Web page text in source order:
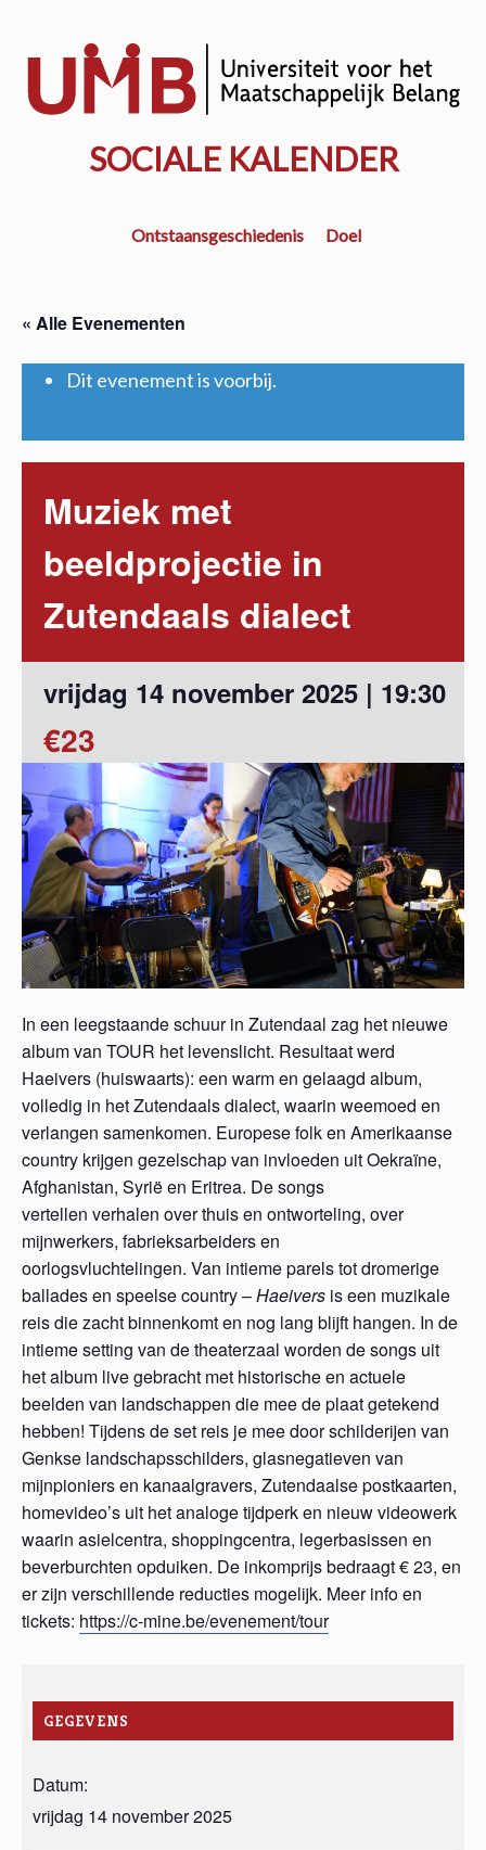
hoofd
SOCIALE KALENDER
Ontstaansgeschiedenis Doel
« Alle Evenementen
Dit evenement is voorbij.
Muziek met
beeldprojectie in
Zutendaals dialect
vrijdag 14 november 2025 | 19:30
€23
In een leegstaande schuur in Zutendaal zag het nieuwe
album van TOUR het levenslicht. Resultaat werd
Haeivers (huiswaarts): een warm en gelaagd album,
volledig in het Zutendaals dialect, waarin weemoed en
verlangen samenkomen. Europese folk en Amerikaanse
country krijgen gezelschap van invloeden uit Oekraïne,
Afghanistan, Syrië en Eritrea. De songs
vertellen verhalen over thuis en ontworteling, over
mijnwerkers, fabrieksarbeiders en
oorlogsvluchtelingen. Van intieme parels tot dromerige
ballades en speelse country –Haeivers is een muzikale
reis die zacht binnenkomt en nog lang blijft hangen. In de
intieme setting van de theaterzaal worden de songs uit
het album live gebracht met historische en actuele
beelden van landschappen die mee de plaat getekend
hebben! Tijdens de set reis je mee door schilderijen van
Genkse landschapsschilders, glasnegatieven van
mijnpioniers en kanaalgravers, Zutendaalse postkaarten,
homevideo’s uit het analoge tijdperk en nieuw videowerk
waarin asielcentra, shoppingcentra, legerbasissen en
beverburchten opduiken. De inkomprijs bedraagt € 23, en
er zijn verschillende reducties mogelijk. Meer info en
tickets: https://c-mine.be/evenement/tour
GEGEVENS
Datum:
vrijdag 14 november 2025